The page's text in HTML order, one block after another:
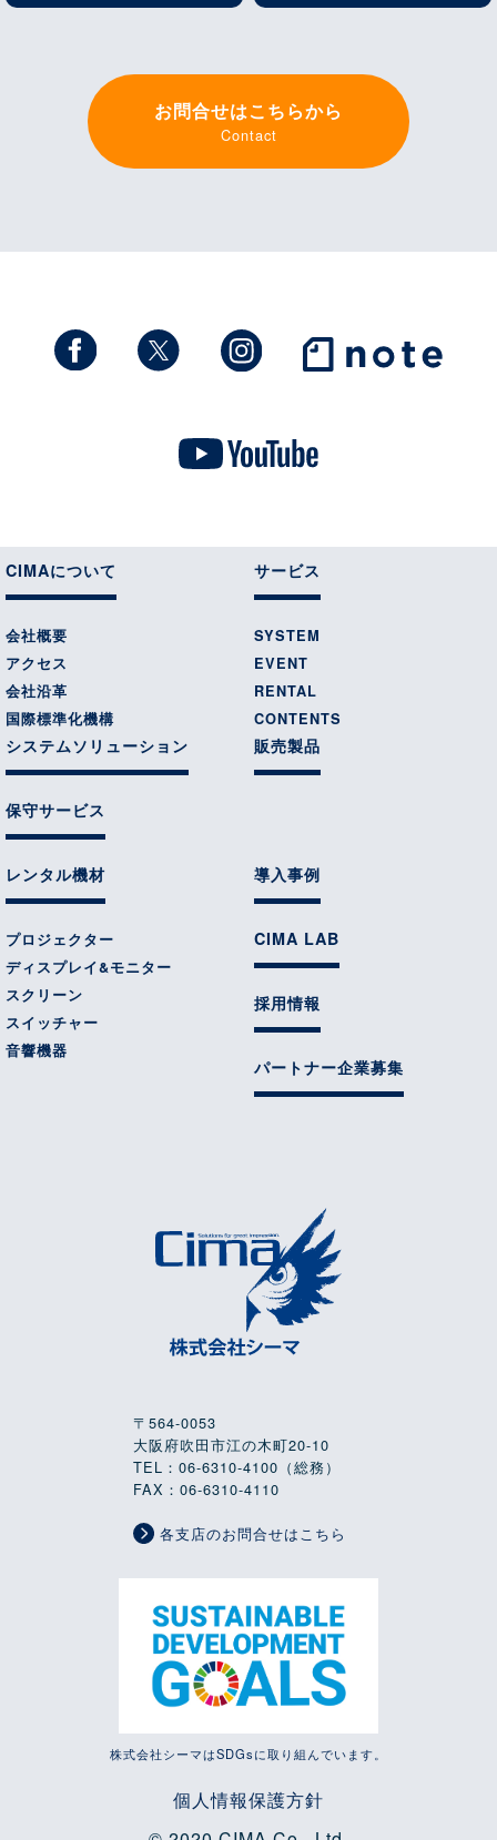
お問合せはこちらから
Contact
CIMAについて
会社概要
アクセス
会社沿革
国際標準化機構
サービス
SYSTEM
EVENT
RENTAL
CONTENTS
システムソリューション
保守サービス
販売製品
レンタル機材
プロジェクター
ディスプレイ&モニター
スクリーン
スイッチャー
音響機器
導入事例
CIMA LAB
採用情報
パートナー企業募集
〒564-0053
大阪府吹田市江の木町20-10
TEL：06-6310-4100（総務）
FAX：06-6310-4110
各支店のお問合せはこちら
株式会社シーマはSDGsに取り組んでいます。
個人情報保護方針